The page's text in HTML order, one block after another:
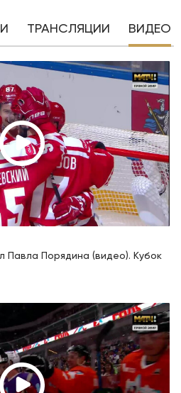
ТРАНСЛЯЦИИ ВИДЕО
Павла Порядина (видео). Кубок